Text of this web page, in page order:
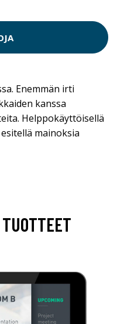
Enemmän irti
kanssa
Helppokäyttöisellä
mainoksia